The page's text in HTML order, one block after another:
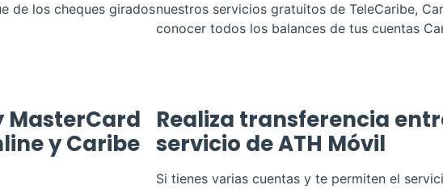
de los cheques giradosnuestros servicios gratuitos de TeleCaribe,
conocer todos los balances de tus cuentas
MasterCard
y Caribe
Realiza transferencia
servicio de ATH Móvil
Si tienes varias cuentas y te permiten el